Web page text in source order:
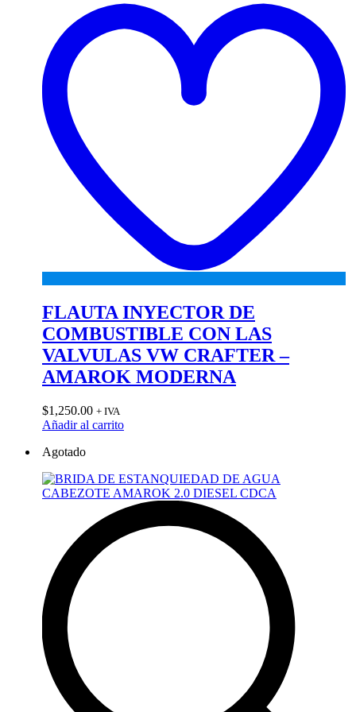
FLAUTA INYECTOR DE
COMBUSTIBLE CON LAS
VALVULAS VW CRAFTER –
AMAROK MODERNA
$1,250.00 + IVA
Añadir al carrito
Agotado